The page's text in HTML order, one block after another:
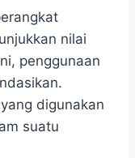
nilai
penggunaan
digunakan
suatu